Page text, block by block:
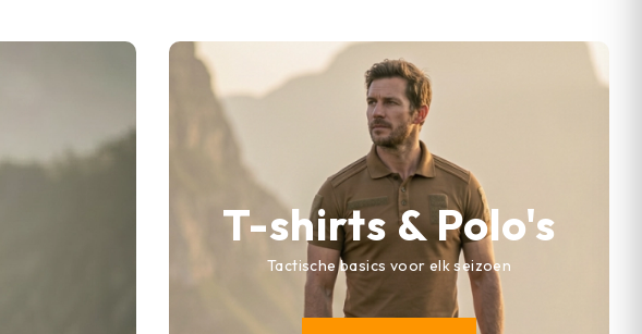
T-shirts & Polo's
Tactische basics voor elk seizoen